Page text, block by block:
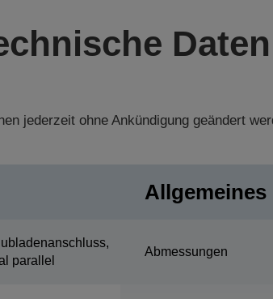
Daten
jederzeit ohne Ankündigung geändert
parallel
Allgemeines
Abmessungen